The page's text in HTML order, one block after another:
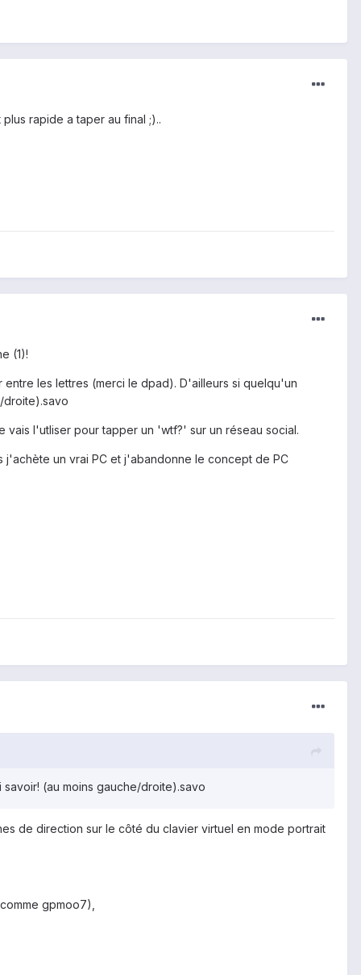
rapide a taper au final ;)..
(1)!
les lettres (merci le dpad). D'ailleurs si quelqu'un
droite).savo
l'utliser pour tapper un 'wtf?' sur un réseau social.
un vrai PC et j'abandonne le concept de PC
(au moins gauche/droite).savo
de direction sur le côté du clavier virtuel en mode portrait
gpmoo7),